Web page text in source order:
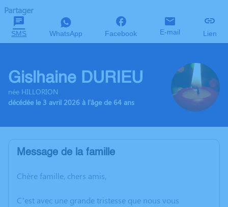
Partager
SMS WhatsApp Facebook E-mail Lien
Gislhaine DURIEU
née HILLORION
décédée le 3 avril 2026 à l'âge de 64 ans
Message de la famille
Chère famille, chers amis,
C’est avec une grande tristesse que nous vous